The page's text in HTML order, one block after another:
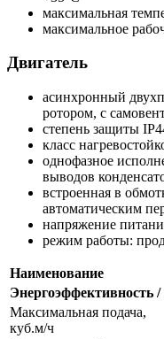
максимальная
максимальное
Двигатель
асинхронный
ротором, с
степень защиты
класс
однофазное
выводов
встроенная в
автоматическим
напряжение
режим работы:
Наименование
Энергоэффективность /
Максимальная подача,
куб.м/ч